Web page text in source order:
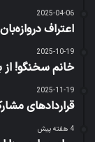
2025-04-06
اعتراف
2025-10-19
خانم سخنگو! از
2025-11-19
قراردادهای
4 هفته پیش